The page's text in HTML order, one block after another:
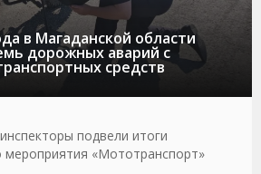
в Магаданской области
дорожных аварий с
средств
подвели итоги
мероприятия «Мототранспорт»